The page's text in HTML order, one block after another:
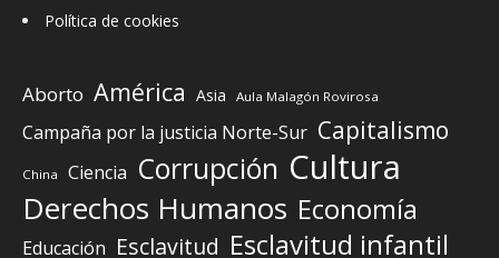
Política de cookies
Aborto América Asia Aula Malagón Rovirosa
Campaña por la justicia Norte-Sur Capitalismo
China Ciencia Corrupción Cultura
Derechos Humanos Economía
Educación Esclavitud Esclavitud infantil